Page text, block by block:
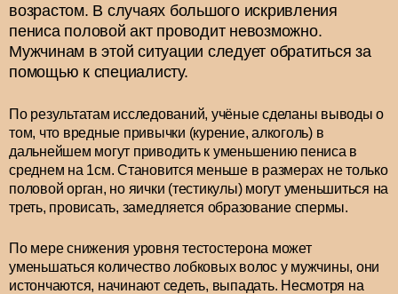
возрастом. В случаях большого искривления
пениса половой акт проводит невозможно.
Мужчинам в этой ситуации следует обратиться за
помощью к специалисту.
По результатам исследований, учёные сделаны выводы о
том, что вредные привычки (курение, алкоголь) в
дальнейшем могут приводить к уменьшению пениса в
среднем на 1см. Становится меньше в размерах не только
половой орган, но яички (тестикулы) могут уменьшиться на
треть, провисать, замедляется образование спермы.
По мере снижения уровня тестостерона может
уменьшаться количество лобковых волос у мужчины, они
истончаются, начинают седеть, выпадать. Несмотря на